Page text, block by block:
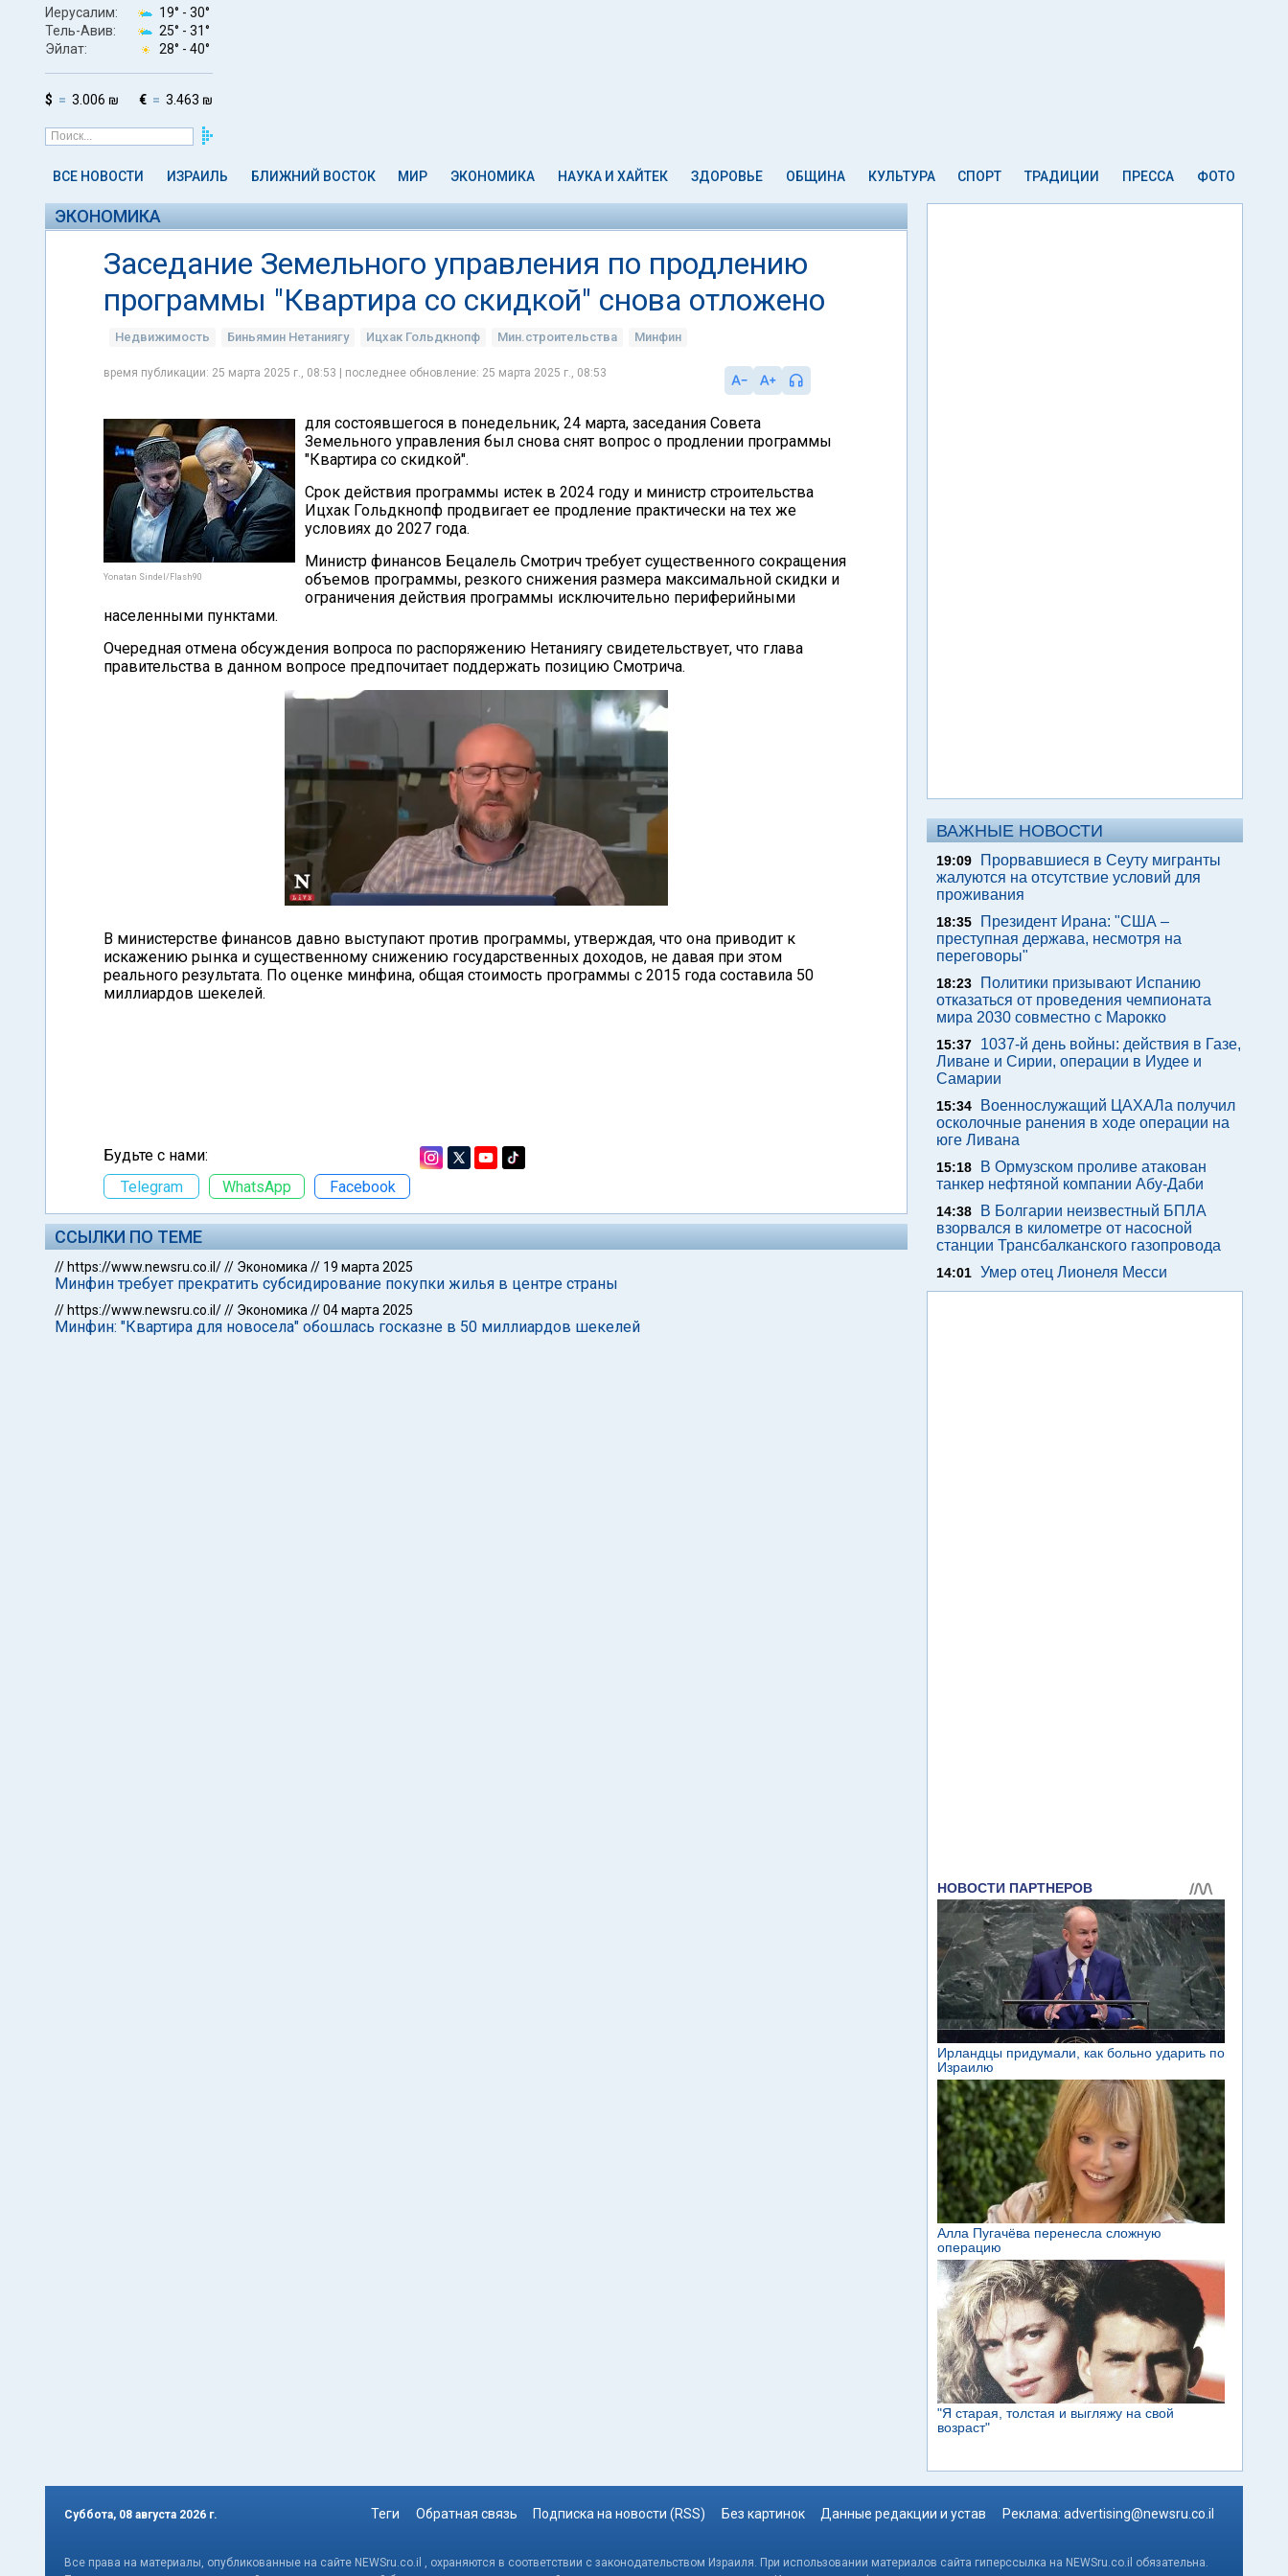
Иерусалим: 19° - 30°
Тель-Авив:
25° - 31°
Эйлат:
28° - 40°
$ 3.006 ₪ € 3.463 ₪
ВСЕ НОВОСТИ ИЗРАИЛЬ БЛИЖНИЙ ВОСТОК МИР ЭКОНОМИКА НАУКА И ХАЙТЕК ЗДОРОВЬЕ ОБЩИНА КУЛЬТУРА СПОРТ ТРАДИЦИИ ПРЕССА ФОТО
ЭКОНОМИКА
Заседание Земельного управления по продлению
программы "Квартира со скидкой" снова отложено
Недвижимость Биньямин Нетаниягу Ицхак Гольдкнопф Мин.строительства Минфин
время публикации: 25 марта 2025 г., 08:53 | последнее обновление: 25 марта 2025 г., 08:53
Yonatan Sindel/Flash90
для состоявшегося в понедельник, 24 марта, заседания Совета
Земельного управления был снова снят вопрос о продлении программы
"Квартира со скидкой".
Срок действия программы истек в 2024 году и министр строительства
Ицхак Гольдкнопф продвигает ее продление практически на тех же
условиях до 2027 года.
Министр финансов Бецалель Смотрич требует существенного сокращения
объемов программы, резкого снижения размера максимальной скидки и
ограничения действия программы исключительно периферийными
населенными пунктами.
Очередная отмена обсуждения вопроса по распоряжению Нетаниягу свидетельствует, что глава
правительства в данном вопросе предпочитает поддержать позицию Смотрича.
В министерстве финансов давно выступают против программы, утверждая, что она приводит к
искажению рынка и существенному снижению государственных доходов, не давая при этом
реального результата. По оценке минфина, общая стоимость программы с 2015 года составила 50
миллиардов шекелей.
Будьте с нами:
Telegram
WhatsApp Facebook
ССЫЛКИ ПО ТЕМЕ
// https://www.newsru.co.il/// Экономика // 19 марта 2025
Минфин требует прекратить субсидирование покупки жилья в центре страны
// https://www.newsru.co.il/// Экономика //04 марта 2025
Минфин: "Квартира для новосела" обошлась госказне в 50 миллиардов шекелей
ВАЖНЫЕ НОВОСТИ
19:09
Прорвавшиеся в Сеуту мигранты
жалуются на отсутствие условий для
проживания
18:35
Президент Ирана: "США –
преступная держава, несмотря на
переговоры"
18:23
Политики призывают Испанию
отказаться от проведения чемпионата
мира 2030 совместно с Марокко
15:37
1037-й день войны: действия в Газе,
Ливане и Сирии, операции в Иудее и
Самарии
15:34
Военнослужащий ЦАХАЛа получил
осколочные ранения в ходе операции на
юге Ливана
15:18
В Ормузском проливе атакован
танкер нефтяной компании Абу-Даби
14:38
В Болгарии неизвестный БПЛА
взорвался в километре от насосной
станции Трансбалканского газопровода
14:01 Умер отец Лионеля Месси
Суббота, 08 августа 2026 г. Теги Обратная связь Подписка на новости (RSS) Без картинок Данные редакции и устав Реклама: advertising@newsru.co.il
Все права на материалы, опубликованные на сайте NEWSru.co.il , охраняются в соответствии с законодательством Израиля. При использовании материалов сайта гиперссылка на NEWSru.co.il обязательна.